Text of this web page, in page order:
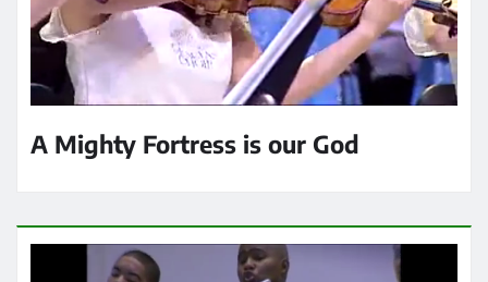
A Mighty Fortress is our God